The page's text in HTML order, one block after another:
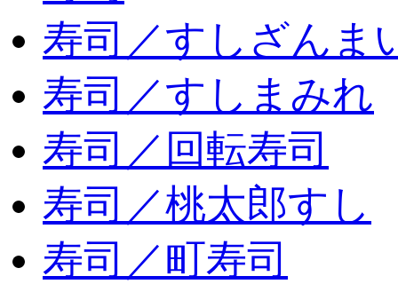
寿司／すしざんま
寿司／すしまみれ
寿司／回転寿司
寿司／桃太郎すし
寿司／町寿司